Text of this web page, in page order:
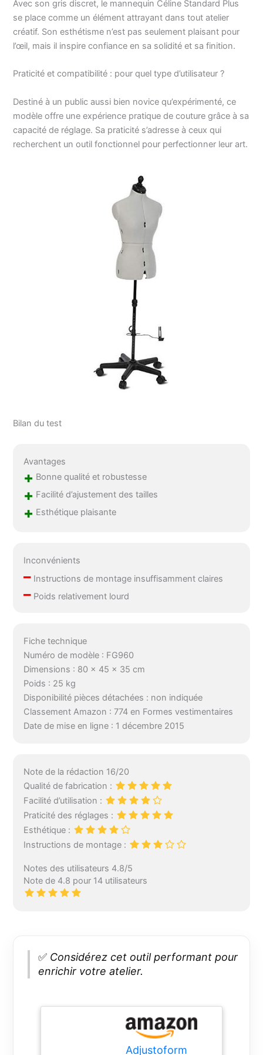
Avec son gris discret, le mannequin Céline Standard Plus
se place comme un élément attrayant dans tout atelier
créatif. Son esthétisme n’est pas seulement plaisant pour
l’œil, mais il inspire confiance en sa solidité et sa finition.
Praticité et compatibilité : pour quel type d’utilisateur ?
Destiné à un public aussi bien novice qu’expérimenté, ce
modèle offre une expérience pratique de couture grâce à sa
capacité de réglage. Sa praticité s’adresse à ceux qui
recherchent un outil fonctionnel pour perfectionner leur art.
Bilan du test
Avantages
+ Bonne qualité et robustesse
+ Facilité d’ajustement des tailles
+ Esthétique plaisante
Inconvénients
– Instructions de montage insuffisamment claires
– Poids relativement lourd
Fiche technique
Numéro de modèle : FG960
Dimensions : 80 x 45 x 35 cm
Poids : 25 kg
Disponibilité pièces détachées : non indiquée
Classement Amazon : 774 en Formes vestimentaires
Date de mise en ligne : 1 décembre 2015
Note de la rédaction 16/20
Qualité de fabrication :
Facilité d’utilisation :
Praticité des réglages :
Esthétique :
Instructions de montage :
Notes des utilisateurs 4.8/5
Note de 4.8 pour 14 utilisateurs
✅ Considérez cet outil performant pour
enrichir votre atelier.
Adjustoform